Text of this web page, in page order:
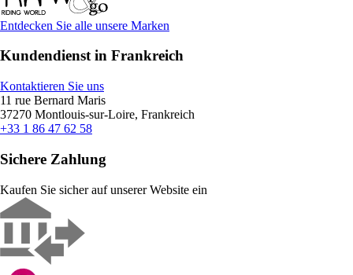
Entdecken Sie alle unsere Marken
Kundendienst in Frankreich
Kontaktieren Sie uns
11 rue Bernard Maris
37270 Montlouis-sur-Loire, Frankreich
+33 1 86 47 62 58
Sichere Zahlung
Kaufen Sie sicher auf unserer Website ein